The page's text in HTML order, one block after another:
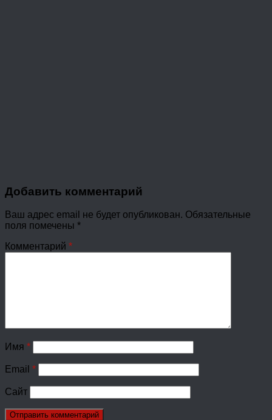
Добавить комментарий
Ваш адрес email не будет опубликован. Обязательные
поля помечены *
Комментарий *
Имя *
Email *
Сайт